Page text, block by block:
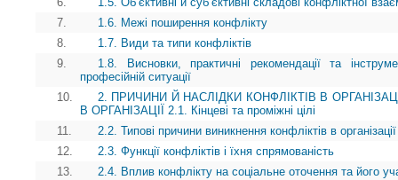
7.
1.6. Межі поширення конфлікту
8.
1.7. Види та типи конфліктів
9.
1.8. Висновки, практичні рекомендації та
професійній ситуації
10.
2. ПРИЧИНИ Й НАСЛІДКИ КОНФЛІКТІВ В
В ОРГАНІЗАЦІЇ 2.1. Кінцеві та проміжні цілі
11.
2.2. Типові причини виникнення конфліктів в організації
12.
2.3. Функції конфліктів і їхня спрямованість
13.
2.4. Вплив конфлікту на соціальне оточення та його